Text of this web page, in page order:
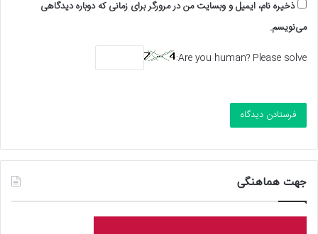
ذخیره نام، ایمیل و وبسایت من در مرورگر برای زمانی که دوباره دیدگاهی
می‌نویسم.
Are you human? Please solve:
جهت هماهنگی